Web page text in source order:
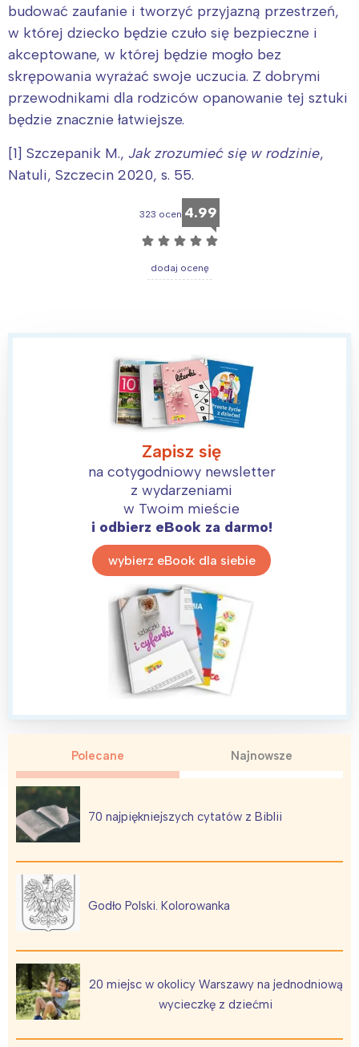
budować zaufanie i tworzyć przyjazną przestrzeń,
w której dziecko będzie czuło się bezpieczne i
akceptowane, w której będzie mogło bez
skrępowania wyrażać swoje uczucia. Z dobrymi
przewodnikami dla rodziców opanowanie tej sztuki
będzie znacznie łatwiejsze.
[1] Szczepanik M., Jak zrozumieć się w rodzinie,
Natuli, Szczecin 2020, s. 55.
323 ocen 4.99
☆ ☆ ☆ ☆ ☆
dodaj ocenę
Zapisz się
na cotygodniowy newsletter
z wydarzeniami
w Twoim mieście
i odbierz eBook za darmo!
wybierz eBook dla siebie
Polecane Najnowsze
70 najpiękniejszych cytatów z Biblii
Godło Polski. Kolorowanka
20 miejsc w okolicy Warszawy na jednodniową
wycieczkę z dziećmi